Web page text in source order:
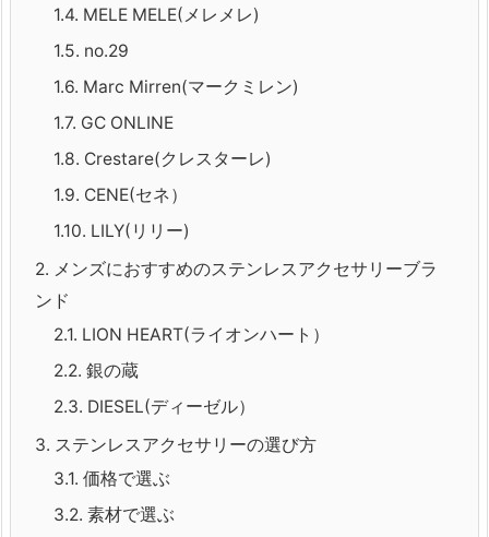
1.4. MELE MELE(メレメレ)
1.5. no.29
1.6. Marc Mirren(マークミレン)
1.7. GC ONLINE
1.8. Crestare(クレスターレ)
1.9. CENE(セネ）
1.10. LILY(リリー)
2. メンズにおすすめのステンレスアクセサリーブラ
ンド
2.1. LION HEART(ライオンハート）
2.2. 銀の蔵
2.3. DIESEL(ディーゼル）
3. ステンレスアクセサリーの選び方
3.1. 価格で選ぶ
3.2. 素材で選ぶ